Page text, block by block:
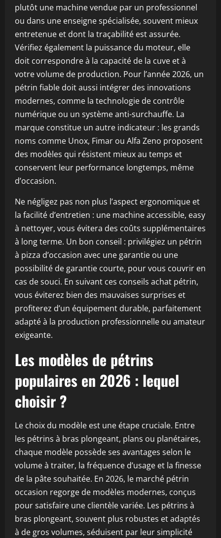
plutôt une machine vendue par un professionnel
ou dans une enseigne spécialisée, souvent mieux
entretenue et dont la traçabilité est assurée.
Vérifiez également la puissance du moteur, elle
doit correspondre à la capacité de la cuve et à
votre volume de production. Pour l’année 2026, un
pétrin fiable doit aussi intégrer des innovations
modernes, comme la technologie de contrôle
numérique ou un système anti-surchauffe. La
marque constitue un autre indicateur : les grands
noms comme Unox, Fimar ou Alfa Zeno proposent
des modèles qui résistent mieux au temps et
conservent leur performance longtemps, même
d’occasion.
Ne négligez pas non plus l’aspect ergonomique et
la facilité d’entretien : une machine accessible, easy
à nettoyer, vous évitera des coûts supplémentaires
à long terme. Un bon conseil : privilégiez un pétrin
à pizza d’occasion avec une garantie ou une
possibilité de garantie courte, pour vous couvrir en
cas de souci. En suivant ces conseils achat pétrin,
vous éviterez bien des mauvaises surprises et
profiterez d’un équipement durable, parfaitement
adapté à la production professionnelle ou amateur
exigeante.
Les modèles de pétrins
populaires en 2026 : lequel
choisir ?
Le choix du modèle est une étape cruciale. Entre
les pétrins à bras plongeant, plans ou planétaires,
chaque modèle possède ses avantages selon le
volume à traiter, la fréquence d’usage et la finesse
de la pâte souhaitée. En 2026, le marché pétrin
occasion regorge de modèles modernes, conçus
pour satisfaire une clientèle variée. Les pétrins à
bras plongeant, souvent plus robustes et adaptés
à de gros volumes, séduisent par leur simplicité